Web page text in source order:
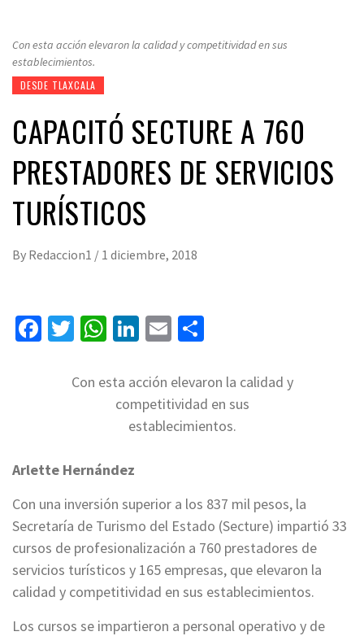
Con esta acción elevaron la calidad y competitividad en sus
establecimientos.
DESDE TLAXCALA
CAPACITÓ SECTURE A 760
PRESTADORES DE SERVICIOS
TURÍSTICOS
By Redaccion1 / 1 diciembre, 2018
Facebook
Twitter
WhatsApp
LinkedIn
Email
Con esta acción elevaron la calidad y
competitividad en sus
establecimientos.
Arlette Hernández
Con una inversión superior a los 837 mil pesos, la
Secretaría de Turismo del Estado (Secture) impartió 33
cursos de profesionalización a 760 prestadores de
servicios turísticos y 165 empresas, que elevaron la
calidad y competitividad en sus establecimientos.
Los cursos se impartieron a personal operativo y de